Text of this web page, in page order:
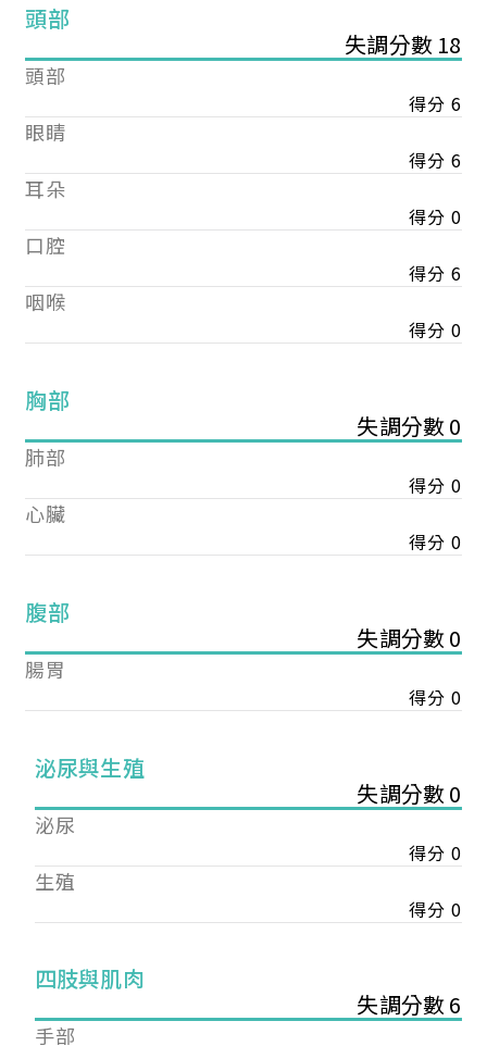
頭部
失調分數 18
頭部
得分 6
眼睛
得分 6
耳朵
得分 0
口腔
得分 6
咽喉
得分 0
胸部
失調分數 0
肺部
得分 0
心臟
得分 0
腹部
失調分數 0
腸胃
得分 0
泌尿與生殖
失調分數 0
泌尿
得分 0
生殖
得分 0
四肢與肌肉
失調分數 6
手部
您已成功送出會員申請
您好，您的會員申請，已成功送出，經本協會理事